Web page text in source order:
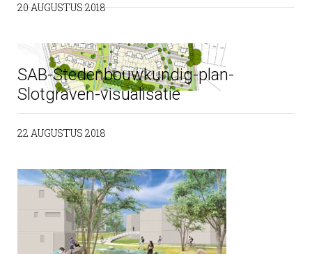
20 AUGUSTUS 2018
SAB-Stedenbouwkundig-plan-
Slotgraven-visualisatie
22 AUGUSTUS 2018